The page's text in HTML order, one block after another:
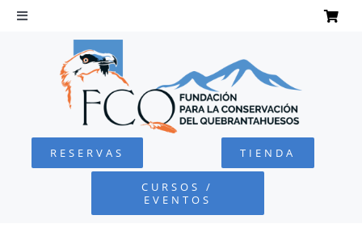
Saltar
Toggle
Navigation
QUEBRANTAHUESOS
FUNDACIÓN
RESERVAS TIENDA
CURSOS /
EVENTOS